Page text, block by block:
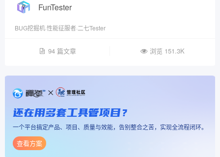
FunTester
BUG挖掘机·性能征服者·二七Tester
94 篇文章 浏览 151.3K
还在用多套工具管项目？
一个平台搞定产品、项目、质量与效能，告别整合之苦，实现全流程闭环。
查看方案